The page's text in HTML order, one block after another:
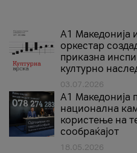
А1 Македонија
оркестар
приказна
културно
03.07.2026
A1 Македонија
национална
користење на
сообраќајот
18.05.2026